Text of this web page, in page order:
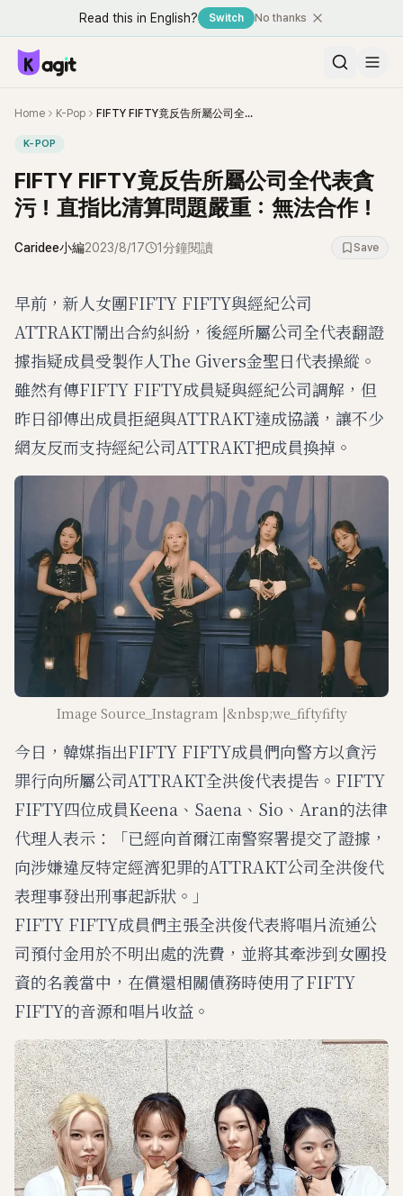
Read this in English? Switch No thanks
Home K-Pop FIFTY FIFTY竟反告所屬公司全代表貪污！直指比清算問題嚴重：無法合作！
K-POP
FIFTY FIFTY竟反告所屬公司全代表貪
污！直指比清算問題嚴重：無法合作！
Caridee小編2023/8/17 1分鐘閱讀 Save
早前，新人女團FIFTY FIFTY與經紀公司
ATTRAKT鬧出合約糾紛，後經所屬公司全代表翻證
據指疑成員受製作人The Givers金聖日代表操縱。
雖然有傳FIFTY FIFTY成員疑與經紀公司調解，但
昨日卻傳出成員拒絕與ATTRAKT達成協議，讓不少
網友反而支持經紀公司ATTRAKT把成員換掉。
Image Source_Instagram |&nbsp;we_fiftyfifty
今日，韓媒指出FIFTY FIFTY成員們向警方以貪污
罪行向所屬公司ATTRAKT全洪俊代表提告。FIFTY
FIFTY四位成員Keena、Saena、Sio、Aran的法律
代理人表示：「已經向首爾江南警察署提交了證據，
向涉嫌違反特定經濟犯罪的ATTRAKT公司全洪俊代
表理事發出刑事起訴狀。」
FIFTY FIFTY成員們主張全洪俊代表將唱片流通公
司預付金用於不明出處的洗費，並將其牽涉到女團投
資的名義當中，在償還相關債務時使用了FIFTY
FIFTY的音源和唱片收益。